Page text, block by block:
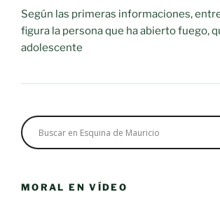
Según las primeras informaciones,
figura la persona que ha abierto fuego,
adolescente
MORAL EN VÍDEO